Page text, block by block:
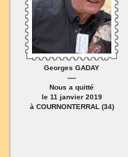
Georges GADAY
----
Nous a quitté
le 11 janvier 2019
à COURNONTERRAL (34)